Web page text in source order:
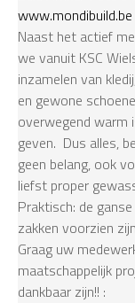
www.mondibuild.be
Naast het actief
we vanuit KSC
inzamelen van
en gewone
overwegend warm
geven. Dus alles,
geen belang, ook
liefst proper
Praktisch: de
zakken voorzien
Graag uw
maatschappelijk
dankbaar zijn!! :